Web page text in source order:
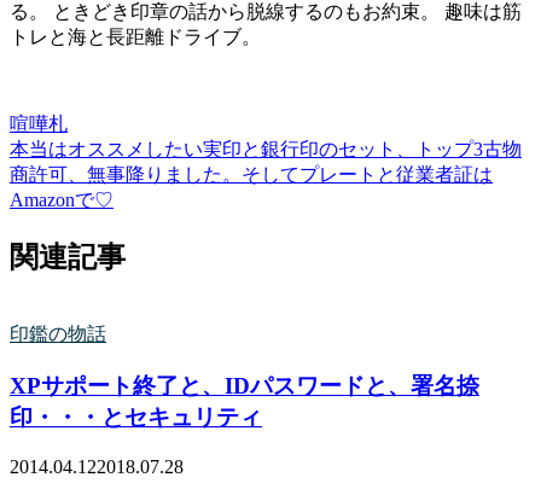
る。 ときどき印章の話から脱線するのもお約束。 趣味は筋
トレと海と長距離ドライブ。
喧嘩札
本当はオススメしたい実印と銀行印のセット、トップ3古物
商許可、無事降りました。そしてプレートと従業者証は
Amazonで♡
関連記事
印鑑の物話
XPサポート終了と、IDパスワードと、署名捺
印・・・とセキュリティ
2014.04.122018.07.28